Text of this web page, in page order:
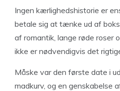
Ingen kærlighedshistorie er
betale sig at tænke ud af
af romantik, lange røde roser
ikke er nødvendigvis det
Måske var den første date i
madkurv, og en genskabelse